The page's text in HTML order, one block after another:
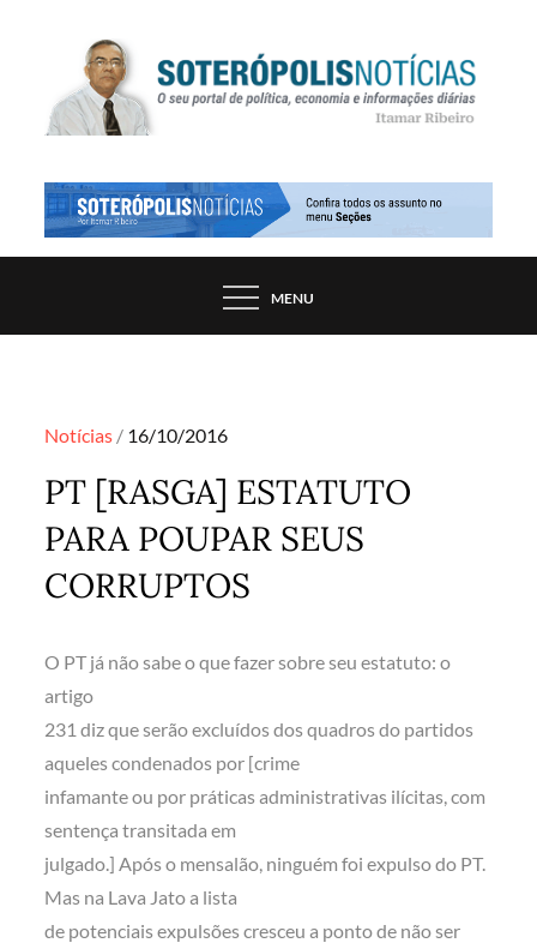
SOTERÓPOLIS NOTÍCIAS
PORTAL DE NOTÍCIAS DE SALVADOR E
MENU
Notícias Posted
16/10/2016
PT [RASGA] ESTATUTO
PARA POUPAR SEUS
CORRUPTOS
O PT já não sabe o que fazer sobre seu estatuto: o
artigo
231 diz que serão excluídos dos quadros do partidos
aqueles condenados por [crime
infamante ou por práticas administrativas ilícitas, com
sentença transitada em
julgado.] Após o mensalão, ninguém foi expulso do PT.
Mas na Lava Jato a lista
de potenciais expulsões cresceu a ponto de não ser